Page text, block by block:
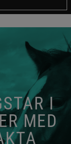
I
MED